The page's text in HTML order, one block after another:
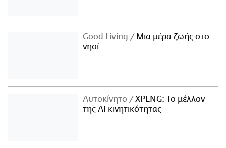
Good Living
Μια μέρα ζωής στο
νησί
Αυτοκίνητο
XPENG: Το μέλλον
της AI κινητικότητας